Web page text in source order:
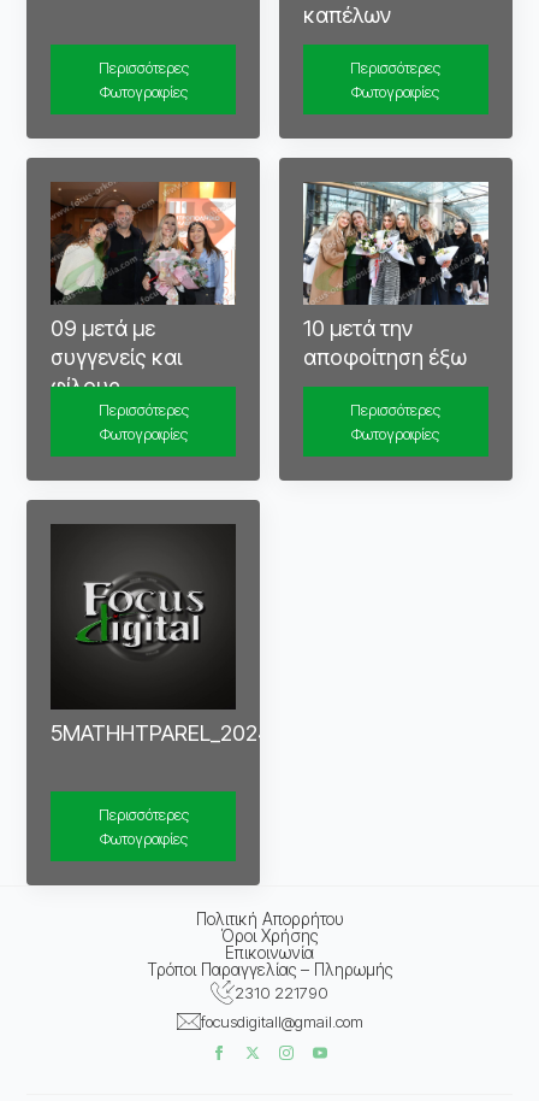
Περισσότερες
Φωτογραφίες
καπέλων
Περισσότερες
Φωτογραφίες
09 μετά με
συγγενείς και
φίλους
Περισσότερες
Φωτογραφίες
10 μετά την
αποφοίτηση έξω
Περισσότερες
Φωτογραφίες
5MATHHTPAREL_20241027
Περισσότερες
Φωτογραφίες
Πολιτική Απορρήτου
Όροι Χρήσης
Επικοινωνία
Τρόποι Παραγγελίας – Πληρωμής
2310 221790
focusdigitall@gmail.com